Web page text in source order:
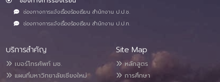
ช่องทางการแจ้งเรื่องร้องเรียน สำนักงาน ป.ป.ช.
ช่องทางการแจ้งเรื่องร้องเรียน สำนักงาน ป.ป.ท.
บริการสำคัญ
เบอร์โทรศัพท์ มช.
แผนที่มหาวิทยาลัยเชียงใหม่
Site Map
หลักสูตร
การศึกษา